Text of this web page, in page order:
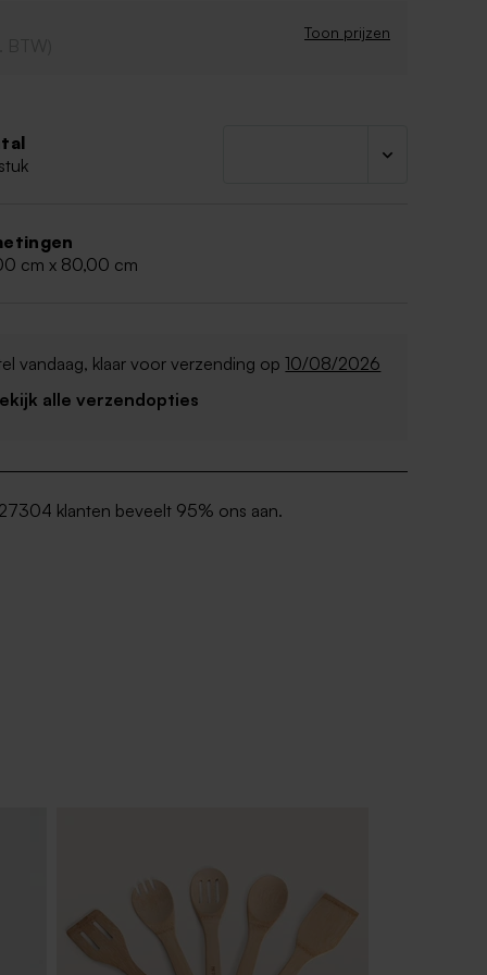
Toon prijzen
BTW)
cm x 80,00 cm
vandaag, klaar voor verzending op10/08/2026
alle verzendopties
klanten beveelt 95% ons aan.